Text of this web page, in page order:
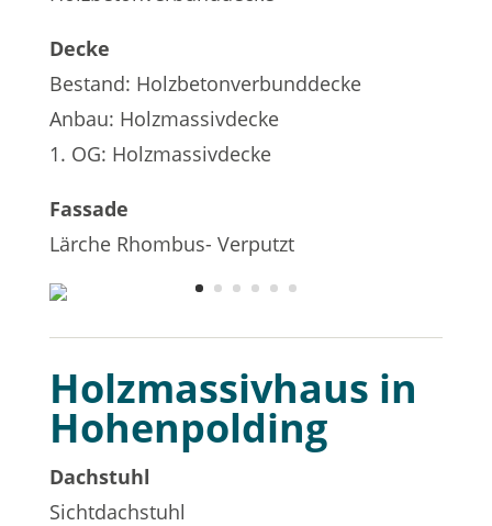
Decke
Bestand: Holzbetonverbunddecke
Anbau: Holzmassivdecke
1. OG: Holzmassivdecke
Fassade
Lärche Rhombus- Verputzt
Holzmassivhaus in
Hohenpolding
Dachstuhl
Sichtdachstuhl